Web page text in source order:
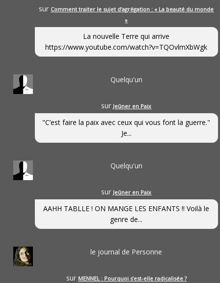
sur Comment traiter le sujet d’agrégation : « La beauté du monde
»
La nouvelle Terre qui arrive
https://www.youtube.com/watch?v=TQOvlmXbWgk
Quelqu'un
sur Jeûner en Paix
"C’est faire la paix avec ceux qui vous font la guerre."
Je...
Quelqu'un
sur Jeûner en Paix
AAHH TABLLE ! ON MANGE LES ENFANTS !! Voilà le
genre de...
le journal de Personne
sur MENNEL : Pourquoi s’est-elle radicalisée ?